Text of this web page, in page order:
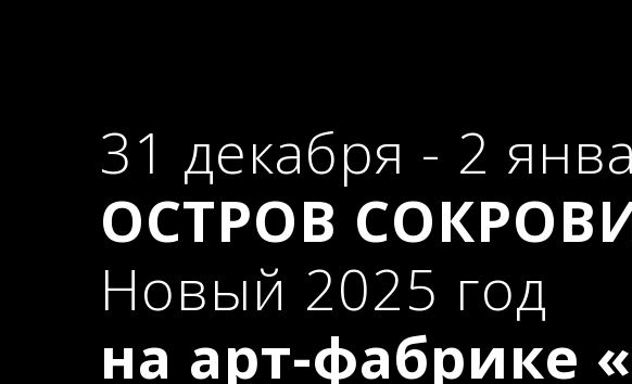
31 декабря - 2
ОСТРОВ
Новый 2025 год
на арт-фабрике